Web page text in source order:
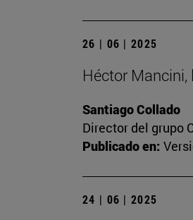
26 | 06 | 2025
Héctor
Santiago Collado
Director del grupo
Publicado en:
24 | 06 | 2025